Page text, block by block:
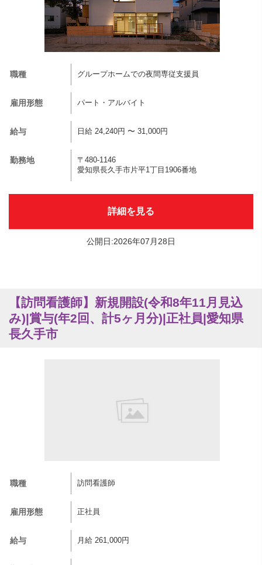
職種 グループホームでの夜間専従支援員
雇用形態 パート・アルバイト
給与 日給 24,240円 〜 31,000円
勤務地
〒480-1146
愛知県長久手市片平1丁目1906番地
詳細を見る
公開日:2026年07月28日
【訪問看護師】新規開設(令和8年11月見込
み)|賞与(年2回、計5ヶ月分)|正社員|愛知県
長久手市
職種 訪問看護師
雇用形態 正社員
給与 月給 261,000円